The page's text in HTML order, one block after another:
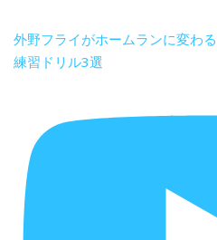
外野フライがホームランに変わ
練習ドリル3選